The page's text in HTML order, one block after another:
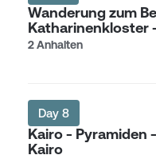
Wanderung zum
Katharinenkloster
2 Anhalten
Day 8
Kairo - Pyramiden
Kairo